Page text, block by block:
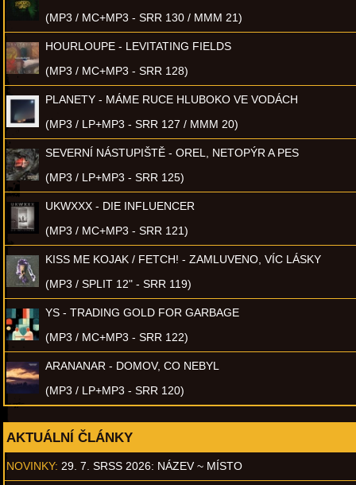
(MP3 / MC+MP3 - SRR 130 / MMM 21)
HOURLOUPE - LEVITATING FIELDS
(MP3 / MC+MP3 - SRR 128)
PLANETY - MÁME RUCE HLUBOKO VE VODÁCH
(MP3 / LP+MP3 - SRR 127 / MMM 20)
SEVERNÍ NÁSTUPIŠTĚ - OREL, NETOPÝR A PES
(MP3 / LP+MP3 - SRR 125)
UKWXXX - DIE INFLUENCER
(MP3 / MC+MP3 - SRR 121)
KISS ME KOJAK / FETCH! - ZAMLUVENO, VÍC LÁSKY
(MP3 / SPLIT 12" - SRR 119)
YS - TRADING GOLD FOR GARBAGE
(MP3 / MC+MP3 - SRR 122)
ARANANAR - DOMOV, CO NEBYL
(MP3 / LP+MP3 - SRR 120)
AKTUÁLNÍ ČLÁNKY
NOVINKY: 29. 7. SRSS 2026: NÁZEV ~ MÍSTO